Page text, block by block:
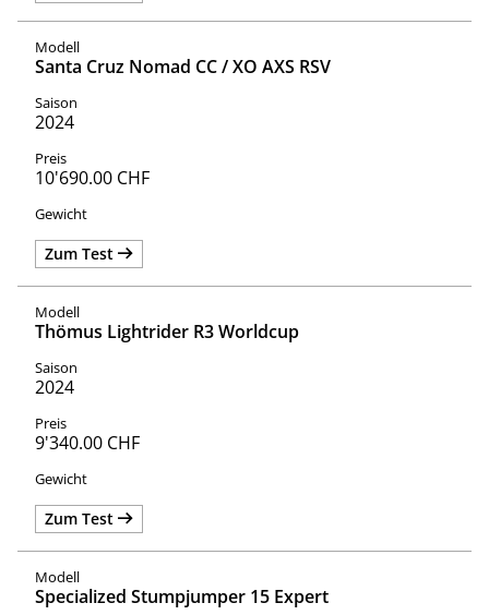
Santa Cruz Nomad CC / XO AXS RSV
2024
10'690.00 CHF
Zum Test
Thömus Lightrider R3 Worldcup
2024
9'340.00 CHF
Zum Test
Specialized Stumpjumper 15 Expert